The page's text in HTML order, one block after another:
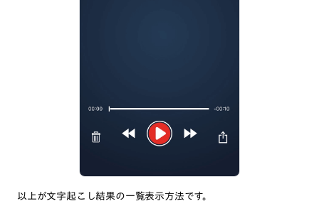
以上が文字起こし結果の一覧表示方法です。